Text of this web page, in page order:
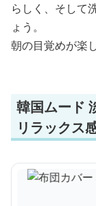
らしく、そして
ょう。
朝の目覚めが楽
韓国ムード
リラックス